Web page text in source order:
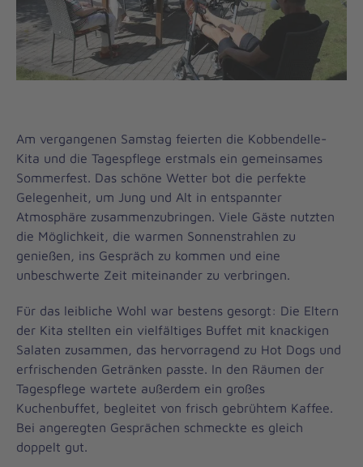
Am vergangenen Samstag feierten die Kobbendelle-
Kita und die Tagespflege erstmals ein gemeinsames
Sommerfest. Das schöne Wetter bot die perfekte
Gelegenheit, um Jung und Alt in entspannter
Atmosphäre zusammenzubringen. Viele Gäste nutzten
die Möglichkeit, die warmen Sonnenstrahlen zu
genießen, ins Gespräch zu kommen und eine
unbeschwerte Zeit miteinander zu verbringen.
Für das leibliche Wohl war bestens gesorgt: Die Eltern
der Kita stellten ein vielfältiges Buffet mit knackigen
Salaten zusammen, das hervorragend zu Hot Dogs und
erfrischenden Getränken passte. In den Räumen der
Tagespflege wartete außerdem ein großes
Kuchenbuffet, begleitet von frisch gebrühtem Kaffee.
Bei angeregten Gesprächen schmeckte es gleich
doppelt gut.